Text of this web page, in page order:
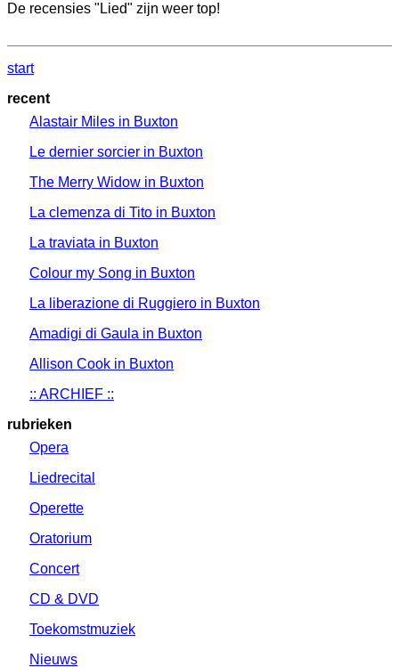
De recensies "Lied" zijn weer top!
start
recent
Alastair Miles in Buxton
Le dernier sorcier in Buxton
The Merry Widow in Buxton
La clemenza di Tito in Buxton
La traviata in Buxton
Colour my Song in Buxton
La liberazione di Ruggiero in Buxton
Amadigi di Gaula in Buxton
Allison Cook in Buxton
:: ARCHIEF ::
rubrieken
Opera
Liedrecital
Operette
Oratorium
Concert
CD & DVD
Toekomstmuziek
Nieuws